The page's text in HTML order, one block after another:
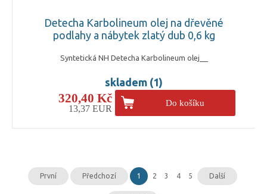
Detecha Karbolineum olej na dřevěné
podlahy a nábytek zlatý dub 0,6 kg
Syntetická NH Detecha Karbolineum olej__
skladem (1)
320,40 Kč
13,37 EUR
Do košíku
První Předchozí 1 2 3 4 5 Další